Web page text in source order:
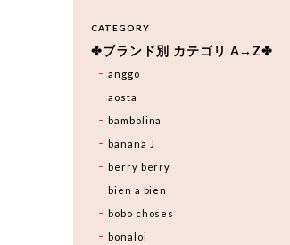
CATEGORY
✤ブランド別 カテゴリ A→Z✤
anggo
aosta
bambolina
banana J
berry berry
bien a bien
bobo choses
bonaloi